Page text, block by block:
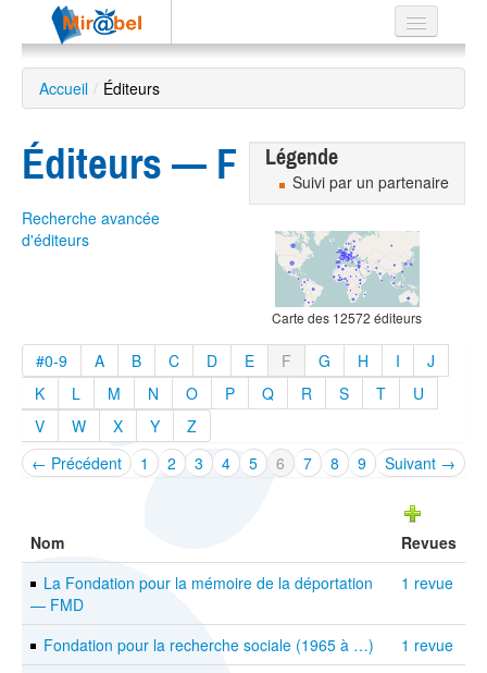
Le réseau
Soutien
Listes
ES
?
Accueil / Éditeurs
Légende
Suivi par un partenaire
Éditeurs — F
Carte des 12572 éditeurs
Recherche avancée
d'éditeurs
#0-9 A B C D E F G H I
J
K
L M N O P Q R S T
U
V
W X Y
Z
← Précédent
1 2 3 4 5 6 7 8 9 Suivant →
Nom
Revues
La Fondation pour la mémoire de la déportation
— FMD
1 revue
Fondation pour la recherche sociale (1965 à …)
1 revue